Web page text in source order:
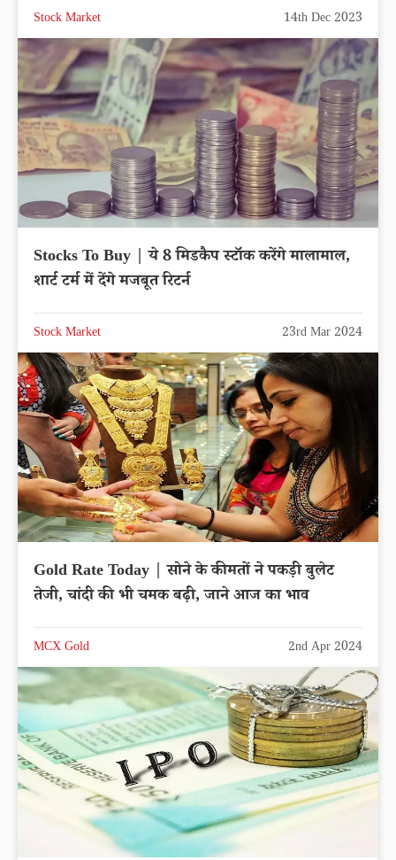
Stock Market 14th Dec 2023
Stocks To Buy | ये 8 मिडकैप स्टॉक करेंगे मालामाल,
शार्ट टर्म में देंगे मजबूत रिटर्न
Stock Market 23rd Mar 2024
Gold Rate Today | सोने के कीमतों ने पकड़ी बुलेट
तेजी, चांदी की भी चमक बढ़ी, जाने आज का भाव
MCX Gold 2nd Apr 2024